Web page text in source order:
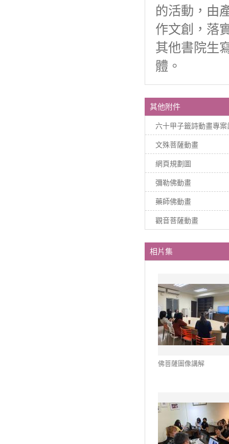
的活動，由
作文創，落
其他書院生
體。
其他附件
六十甲子籤詩動畫專案
文殊菩薩動畫
網頁規劃圖
彌勒佛動畫
藥師佛動畫
觀音菩薩動畫
相片集
佛菩薩圖像講解